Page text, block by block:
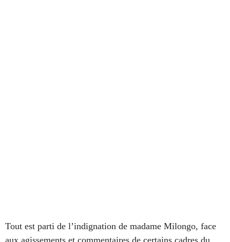
Tout est parti de l’indignation de madame Milongo, face
aux agissements et commentaires de certains cadres du